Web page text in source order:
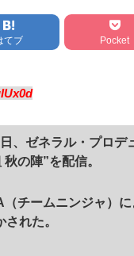
てブ Pocket
、ゼネラル・プロ
の陣”を配信。
チームニンジャ）
れた。